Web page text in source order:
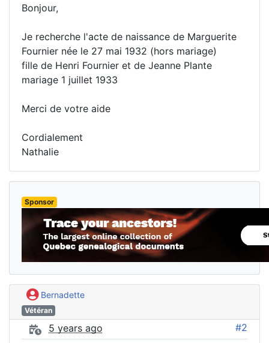
Bonjour,
Je recherche l'acte de naissance de Marguerite
Fournier née le 27 mai 1932 (hors mariage)
fille de Henri Fournier et de Jeanne Plante
mariage 1 juillet 1933
Merci de votre aide
Cordialement
Nathalie
Sponsor
Bernadette
Vétéran
5 years ago #2